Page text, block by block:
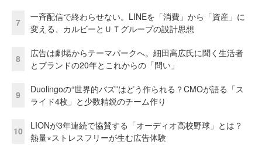
7
一斉配信で終わらせない。LINEを「消費」から「資産」に
変える、カルビーとＵＴグループの設計思想
8
広告は劇場からテーマパークへ。細田高広氏に聞く生活者
とブランドの20年とこれからの「問い」
9
Duolingoの“世界的バズ”はどう作られる？CMOが語る「ス
ライド4枚」と少数精鋭のチーム作り
10
LIONが3年連続で協賛する「オーディオ高校野球」とは？
熱量×ストレスフリーが生む広告体験